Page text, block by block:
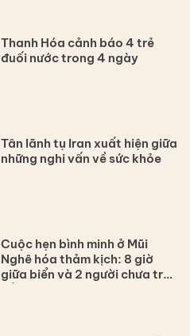
Thanh Hóa cảnh báo 4 trẻ
đuối nước trong 4 ngày
Tân lãnh tụ Iran xuất hiện giữa
những nghi vấn về sức khỏe
Cuộc hẹn bình minh ở Mũi
Nghê hóa thảm kịch: 8 giờ
giữa biển và 2 người chưa trở